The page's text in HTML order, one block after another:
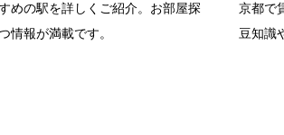
めの駅を詳しくご紹介。お部屋探
情報が満載です。
京都で
豆知識